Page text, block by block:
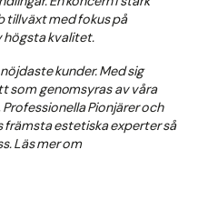
tillväxt med fokus på
högsta kvalitet.
kunder. Med sig
som genomsyras av våra
Pionjärer och
främsta estetiska experter så
Läs mer om